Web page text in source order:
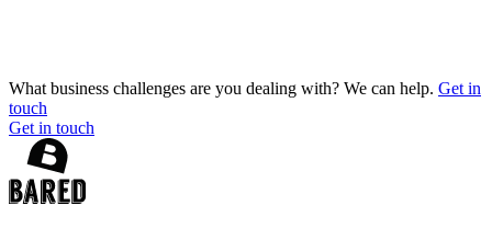
What business challenges are you dealing with? We can help. Get in
touch
Get in touch